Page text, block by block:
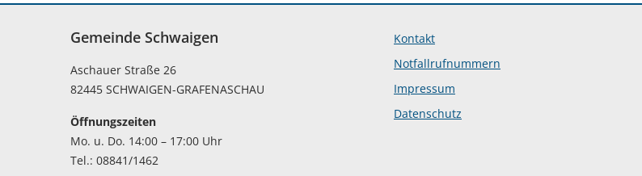
Gemeinde Schwaigen
Aschauer Straße 26
82445 SCHWAIGEN-GRAFENASCHAU
Öffnungszeiten
Mo. u. Do. 14:00 – 17:00 Uhr
Tel.: 08841/1462
Kontakt
Notfallrufnummern
Impressum
Datenschutz